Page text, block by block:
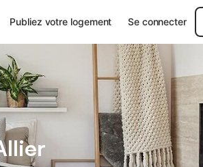
Publiez votre logement Se connecter